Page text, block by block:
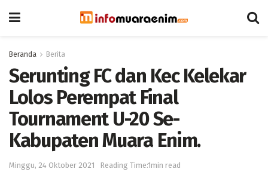
Beranda Berita
Serunting FC dan Kec Kelekar
Lolos Perempat Final
Tournament U-20 Se-
Kabupaten Muara Enim.
Minggu, 24 Oktober 2021 Reading Time:1min read